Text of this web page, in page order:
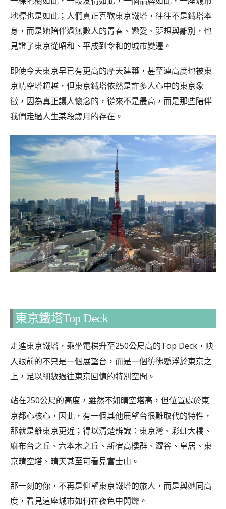
地標也是如此；人們真正喜歡東京鐵塔，往往不是鐵塔本
身，而是她陪伴過無數人的青春、戀愛、夢想與離別，也
見證了東京從昭和、平成到令和的城市變遷。
即使今天東京早已有更高的摩天建築，甚至連高度也被東
京晴空塔超越，但東京鐵塔依然是許多人心中的東京象
徵，因為真正讓人懷念的，從來不是最高，而是那些陪伴
我們走過人生某段歲月的存在。
東京鐵塔Top Deck
走進東京鐵塔，乘坐電梯升至250公尺高的Top Deck，映
入眼前的不只是一個展望台，而是一個彷彿懸浮於東京之
上，足以細數過往東京回憶的特別空間。
站在250公尺的高度，雖然不如晴空塔高，但位置處於東
京都心核心，因此，有一個其他展望台很難取代的特性，
那就是離東京更近；得以清楚辨識：東京灣、彩虹大橋、
麻布台之丘、六本木之丘、新宿高樓群、澀谷、皇居、東
京晴空塔、晴天甚至可看見富士山。
那一刻的你，不再是仰望東京鐵塔的旅人，而是與她同高
度，看見這座城市如何在夜色中閃爍。